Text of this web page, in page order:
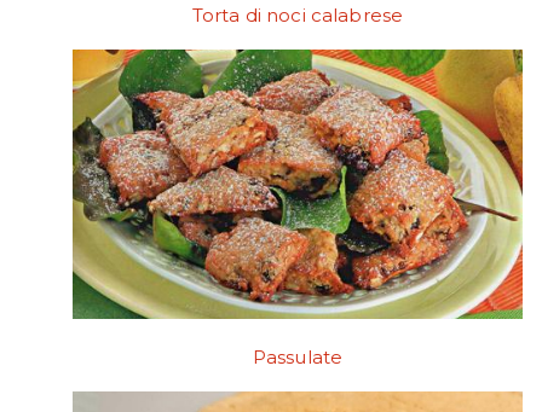
Torta di noci calabrese
Passulate